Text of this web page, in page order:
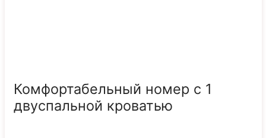
Комфортабельный номер с 1
двуспальной кроватью